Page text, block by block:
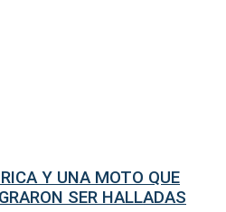
Y UNA MOTO QUE
SER HALLADAS